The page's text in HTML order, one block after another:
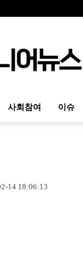
시
사회참여 이슈
14 18:06:13